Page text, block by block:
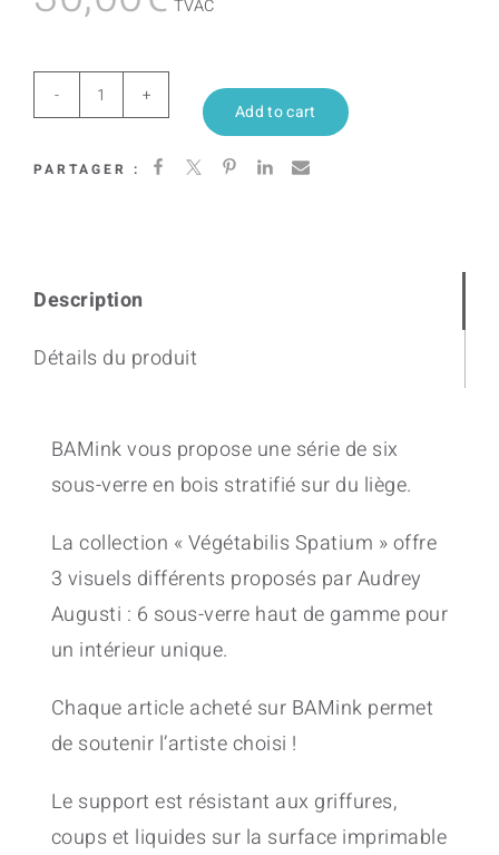
TVAC
Végétabilis
quantity
Add to cart
PARTAGER :
Description
Détails du produit
BAMink vous propose une série de six
sous-verre en bois stratifié sur du liège.
La collection « Végétabilis Spatium » offre
3 visuels différents proposés par Audrey
Augusti : 6 sous-verre haut de gamme pour
un intérieur unique.
Chaque article acheté sur BAMink permet
de soutenir l’artiste choisi !
Le support est résistant aux griffures,
coups et liquides sur la surface imprimable